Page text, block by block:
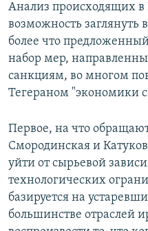
Анализ происходящих в
возможность заглянуть
более что
набор мер,
санкциям, во многом
Тегераном "экономики
Первое, на что
Смородинская и
уйти от сырьевой
технологических
базируется на
большинстве отраслей